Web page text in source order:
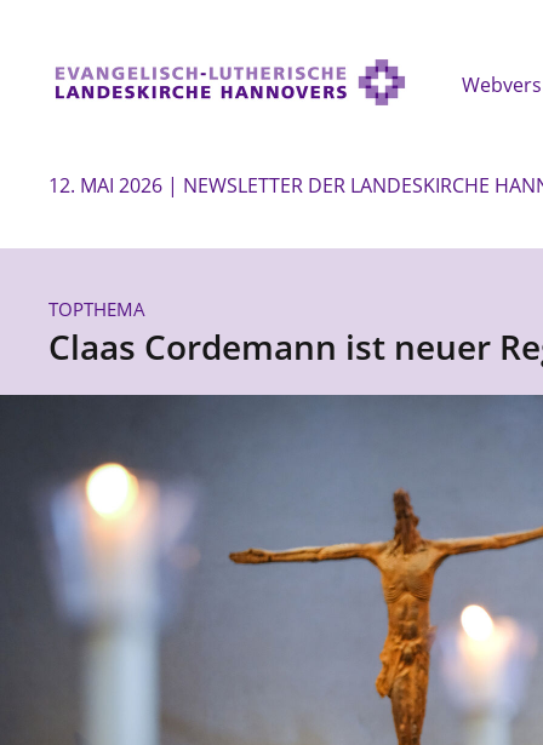
12. MAI 2026 | NEWSLETTER DER LANDESKIRCHE
TOPTHEMA
Claas Cordemann ist neuer